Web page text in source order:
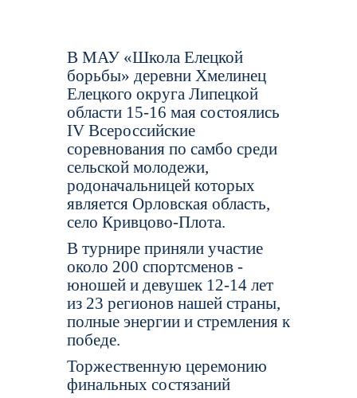
В МАУ «Школа Елецкой
борьбы» деревни Хмелинец
Елецкого округа Липецкой
области 15-16 мая состоялись
IV Всероссийские
соревнования по самбо среди
сельской молодежи,
родоначальницей которых
является Орловская область,
село Кривцово-Плота.
В турнире приняли участие
около 200 спортсменов -
юношей и девушек 12-14 лет
из 23 регионов нашей страны,
полные энергии и стремления к
победе.
Торжественную церемонию
финальных состязаний